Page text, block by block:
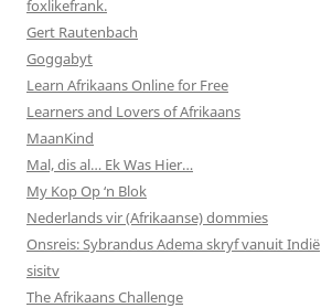
foxlikefrank.
Gert Rautenbach
Goggabyt
Learn Afrikaans Online for Free
Learners and Lovers of Afrikaans
MaanKind
Mal, dis al… Ek Was Hier…
My Kop Op ‘n Blok
Nederlands vir (Afrikaanse) dommies
Onsreis: Sybrandus Adema skryf vanuit Indië
sisitv
The Afrikaans Challenge